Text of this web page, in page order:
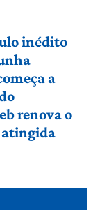
inédito
a
renova o
atingida